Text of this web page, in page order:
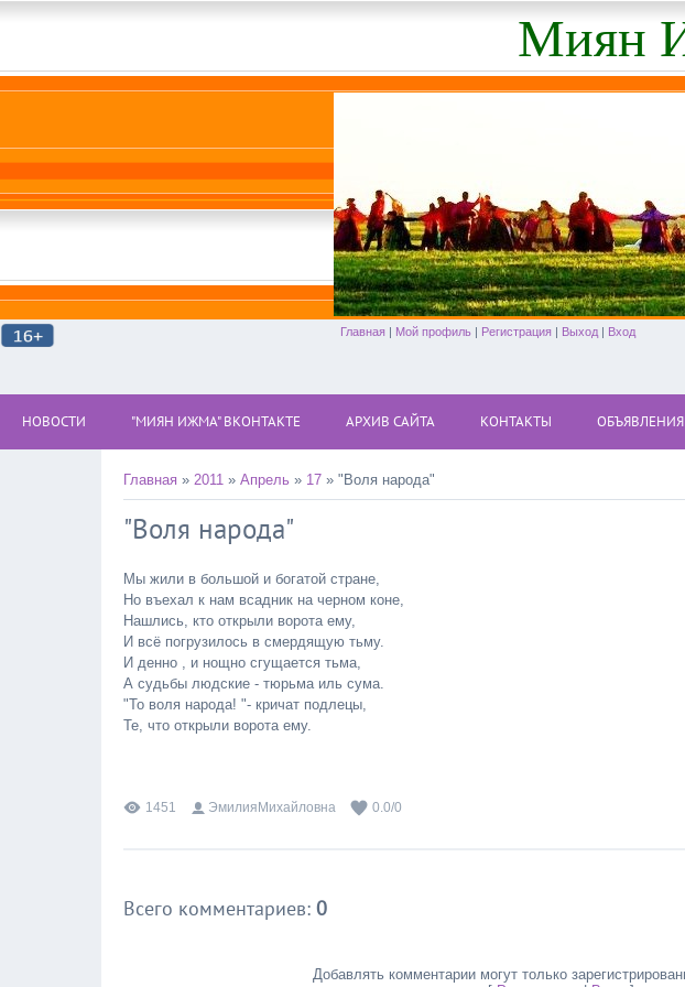
Миян
Главная | Мой профиль | Регистрация | Выход | Вход
НОВОСТИ "МИЯН ИЖМА" ВКОНТАКТЕ АРХИВ САЙТА КОНТАКТЫ ОБЪЯВЛЕНИЯ
Главная » 2011 » Апрель » 17 » "Воля народа"
"Воля народа"
Мы жили в большой и богатой стране,
Но въехал к нам всадник на черном коне,
Нашлись, кто открыли ворота ему,
И всё погрузилось в смердящую тьму.
И денно , и нощно сгущается тьма,
А судьбы людские - тюрьма иль сума.
"То воля народа! "- кричат подлецы,
Те, что открыли ворота ему.
1451 ЭмилияМихайловна 0.0/0
Всего комментариев: 0
Добавлять комментарии могут только